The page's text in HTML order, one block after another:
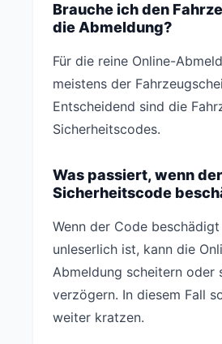
Brauche ich den
die Abmeldung?
Für die reine Online-
meistens der
Entscheidend sind die
Sicherheitscodes.
Was passiert, wenn der
Sicherheitscode
Wenn der Code
unleserlich ist, kann die
Abmeldung scheitern oder
verzögern. In diesem Fall
weiter kratzen.